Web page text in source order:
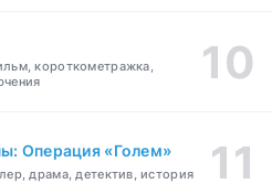
короткометражка,
Операция «Голем»
драма, детектив, история